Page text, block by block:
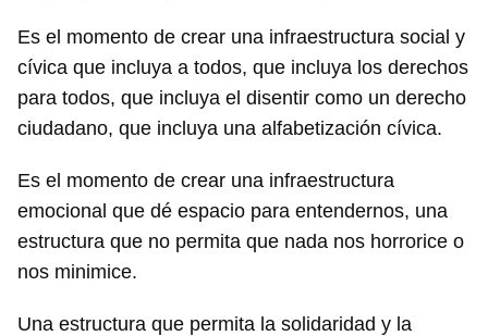
Es el momento de crear una infraestructura social y
cívica que incluya a todos, que incluya los derechos
para todos, que incluya el disentir como un derecho
ciudadano, que incluya una alfabetización cívica.
Es el momento de crear una infraestructura
emocional que dé espacio para entendernos, una
estructura que no permita que nada nos horrorice o
nos minimice.
Una estructura que permita la solidaridad y la